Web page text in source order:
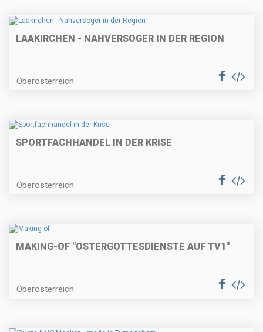
LAAKIRCHEN - NAHVERSOGER IN DER REGION
Oberösterreich
SPORTFACHHANDEL IN DER KRISE
Oberösterreich
MAKING-OF "OSTERGOTTESDIENSTE AUF TV1"
Oberösterreich